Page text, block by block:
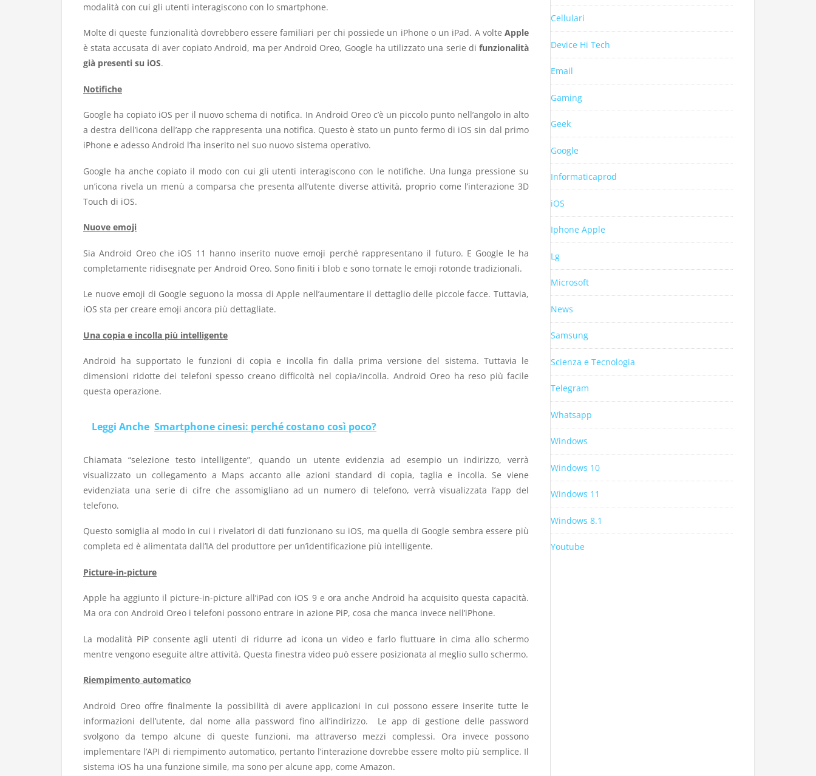
modalità con cui gli utenti interagiscono con lo smartphone.
Molte di queste funzionalità dovrebbero essere familiari per chi possiede un iPhone o un iPad. A volte Apple
è stata accusata di aver copiato Android, ma per Android Oreo, Google ha utilizzato una serie di funzionalità
già presenti su iOS.
Notifiche
Google ha copiato iOS per il nuovo schema di notifica. In Android Oreo c’è un piccolo punto nell’angolo in alto
a destra dell’icona dell’app che rappresenta una notifica. Questo è stato un punto fermo di iOS sin dal primo
iPhone e adesso Android l’ha inserito nel suo nuovo sistema operativo.
Google ha anche copiato il modo con cui gli utenti interagiscono con le notifiche. Una lunga pressione su
un’icona rivela un menù a comparsa che presenta all’utente diverse attività, proprio come l’interazione 3D
Touch di iOS.
Nuove emoji
Sia Android Oreo che iOS 11 hanno inserito nuove emoji perché rappresentano il futuro. E Google le ha
completamente ridisegnate per Android Oreo. Sono finiti i blob e sono tornate le emoji rotonde tradizionali.
Le nuove emoji di Google seguono la mossa di Apple nell’aumentare il dettaglio delle piccole facce. Tuttavia,
iOS sta per creare emoji ancora più dettagliate.
Una copia e incolla più intelligente
Android ha supportato le funzioni di copia e incolla fin dalla prima versione del sistema. Tuttavia le
dimensioni ridotte dei telefoni spesso creano difficoltà nel copia/incolla. Android Oreo ha reso più facile
questa operazione.
Leggi Anche Smartphone cinesi: perché costano così poco?
Chiamata “selezione testo intelligente”, quando un utente evidenzia ad esempio un indirizzo, verrà
visualizzato un collegamento a Maps accanto alle azioni standard di copia, taglia e incolla. Se viene
evidenziata una serie di cifre che assomigliano ad un numero di telefono, verrà visualizzata l’app del
telefono.
Questo somiglia al modo in cui i rivelatori di dati funzionano su iOS, ma quella di Google sembra essere più
completa ed è alimentata dall’IA del produttore per un’identificazione più intelligente.
Picture-in-picture
Apple ha aggiunto il picture-in-picture all’iPad con iOS 9 e ora anche Android ha acquisito questa capacità.
Ma ora con Android Oreo i telefoni possono entrare in azione PiP, cosa che manca invece nell’iPhone.
La modalità PiP consente agli utenti di ridurre ad icona un video e farlo fluttuare in cima allo schermo
mentre vengono eseguite altre attività. Questa finestra video può essere posizionata al meglio sullo schermo.
Riempimento automatico
Android Oreo offre finalmente la possibilità di avere applicazioni in cui possono essere inserite tutte le
informazioni dell’utente, dal nome alla password fino all’indirizzo. Le app di gestione delle password
svolgono da tempo alcune di queste funzioni, ma attraverso mezzi complessi. Ora invece possono
implementare l’API di riempimento automatico, pertanto l’interazione dovrebbe essere molto più semplice. Il
sistema iOS ha una funzione simile, ma sono per alcune app, come Amazon.
Cellulari
Device Hi Tech
Email
Gaming
Geek
Google
Informaticaprod
iOS
Iphone Apple
Lg
Microsoft
News
Samsung
Scienza e Tecnologia
Telegram
Whatsapp
Windows
Windows 10
Windows 11
Windows 8.1
Youtube